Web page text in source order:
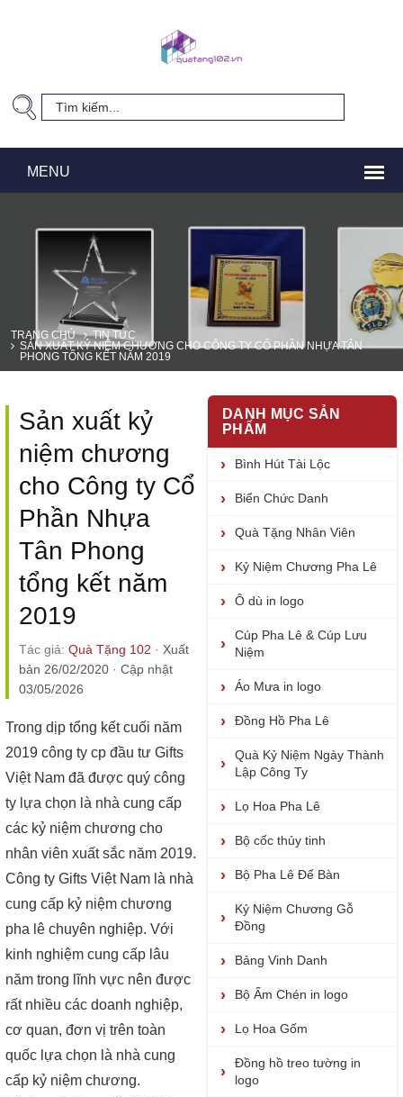
TRANG CHỦ
TIN TỨC
SẢN XUẤT KỶ NIỆM CHƯƠNG CHO CÔNG TY CỔ PHẦN NHỰA TÂN
PHONG TỔNG KẾT NĂM 2019
Sản xuất kỷ
niệm chương
cho Công ty Cổ
Phần Nhựa
Tân Phong
tổng kết năm
2019
Tác giả: Quà Tặng 102 · Xuất
bản 26/02/2020 · Cập nhật
03/05/2026
Trong dịp tổng kết cuối năm
2019 công ty cp đầu tư Gifts
Việt Nam đã được quý công
ty lựa chọn là nhà cung cấp
các kỷ niệm chương cho
nhân viên xuất sắc năm 2019.
Công ty Gifts Việt Nam là nhà
cung cấp kỷ niệm chương
pha lê chuyên nghiệp. Với
kinh nghiệm cung cấp lâu
năm trong lĩnh vực nên được
rất nhiều các doanh nghiệp,
cơ quan, đơn vị trên toàn
quốc lựa chọn là nhà cung
cấp kỷ niệm chương.
DANH MỤC SẢN
PHẨM
Bình Hút Tài Lộc
Biển Chức Danh
Quà Tặng Nhân Viên
Kỷ Niệm Chương Pha Lê
Ô dù in logo
Cúp Pha Lê & Cúp Lưu
Niệm
Áo Mưa in logo
Đồng Hồ Pha Lê
Quà Kỷ Niệm Ngày Thành
Lập Công Ty
Lọ Hoa Pha Lê
Bộ cốc thủy tinh
Bộ Pha Lê Để Bàn
Kỷ Niệm Chương Gỗ
Đồng
Bảng Vinh Danh
Bộ Ấm Chén in logo
Lọ Hoa Gốm
Đồng hồ treo tường in
logo